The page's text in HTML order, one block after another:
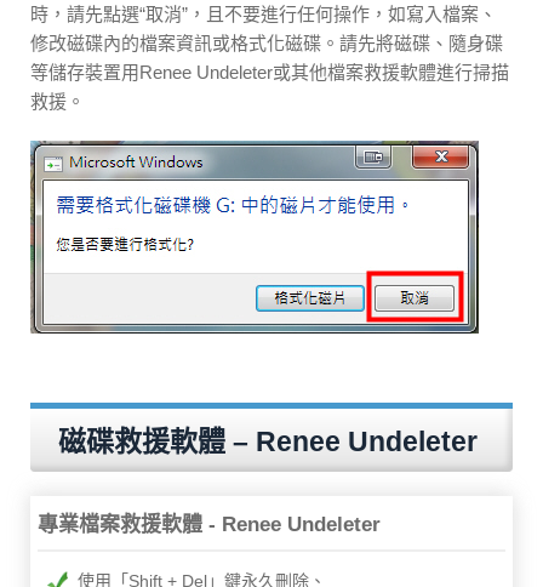
時，請先點選“取消”，且不要進行任何操作，如寫入檔案、
修改磁碟內的檔案資訊或格式化磁碟。請先將磁碟、隨身碟
等儲存裝置用Renee Undeleter或其他檔案救援軟體進行掃描
救援。
磁碟救援軟體 – Renee Undeleter
專業檔案救援軟體 - Renee Undeleter
使用「Shift + Del」鍵永久刪除、